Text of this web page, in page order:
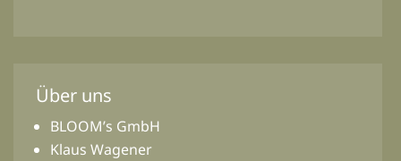
Über uns
BLOOM’s GmbH
Klaus Wagener